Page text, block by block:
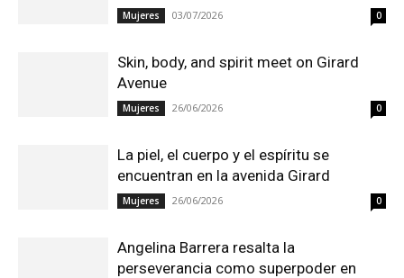
Mujeres 03/07/2026 0
Skin, body, and spirit meet on Girard
Avenue
Mujeres 26/06/2026 0
La piel, el cuerpo y el espíritu se
encuentran en la avenida Girard
Mujeres 26/06/2026 0
Angelina Barrera resalta la
perseverancia como superpoder en